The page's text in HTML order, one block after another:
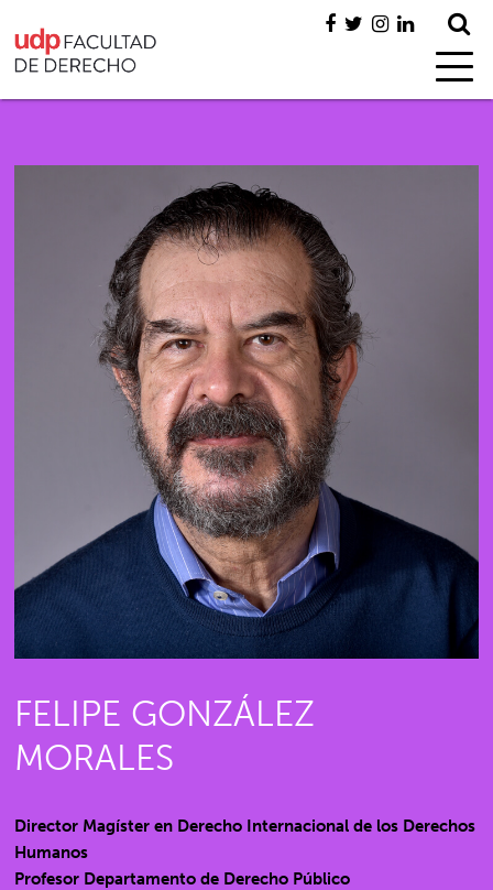
FELIPE GONZÁLEZ
MORALES
Director Magíster en Derecho Internacional de los Derechos
Humanos
Profesor Departamento de Derecho Público